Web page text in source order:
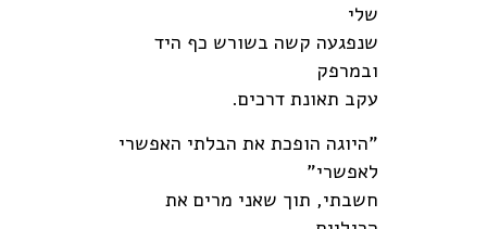
שלי
שנפגעה קשה בשורש כף היד
ובמרפק
עקב תאונת דרכים.
"היוגה הופכת את הבלתי האפשרי
לאפשרי"
חשבתי, תוך שאני מרים את